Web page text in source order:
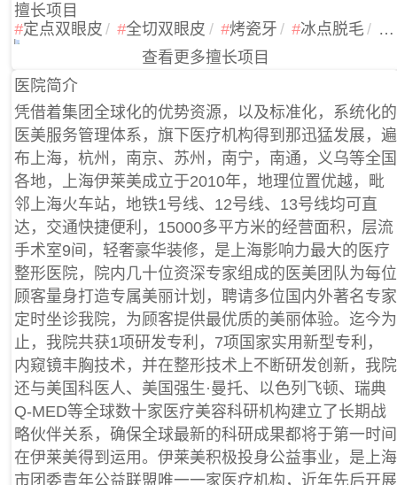
擅长项目
#定点双眼皮 / #全切双眼皮 / #烤瓷牙 / #冰点脱毛 / #
皮秒激光
水动力吸脂/ # 玻尿酸填充
眉
自体脂肪填充/ # 光子脱毛/ #开内眼角
肪填充 / #
体垫下巴 / #双眼皮/ #隆鼻/ # 自体脂肪隆鼻 # 埋线双
眼皮 / #外切祛眼袋/ #开外眼角 / #自体脂肪垫下巴 / #
激光点痣
查看更多擅长项目
医院简介
凭借着集团全球化的优势资源，以及标准化，系统化的
医美服务管理体系，旗下医疗机构得到那迅猛发展，遍
布上海，杭州，南京、苏州，南宁，南通，义乌等全国
各地，上海伊莱美成立于2010年，地理位置优越，毗
邻上海火车站，地铁1号线、12号线、13号线均可直
达，交通快捷便利，15000多平方米的经营面积，层流
手术室9间，轻奢豪华装修，是上海影响力最大的医疗
整形医院，院内几十位资深专家组成的医美团队为每位
顾客量身打造专属美丽计划，聘请多位国内外著名专家
定时坐诊我院，为顾客提供最优质的美丽体验。迄今为
止，我院共获1项研发专利，7项国家实用新型专利，
内窥镜丰胸技术，并在整形技术上不断研发创新，我院
还与美国科医人、美国强生·曼托、以色列飞顿、瑞典
Q-MED等全球数十家医疗美容科研机构建立了长期战
略伙伴关系，确保全球最新的科研成果都将于第一时间
在伊莱美得到运用。伊莱美积极投身公益事业，是上海
市团委青年公益联盟唯一一家医疗机构，近年先后开展